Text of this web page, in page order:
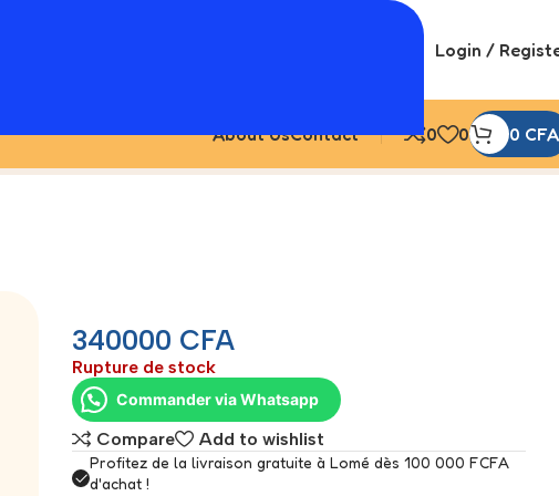
Login /
About UsContact 0 0 0 CFA
340000 CFA
Rupture de stock
Commander via Whatsapp
Compare Add to wishlist
Profitez de la livraison gratuite à Lomé dès 100 000 FCFA
d'achat !